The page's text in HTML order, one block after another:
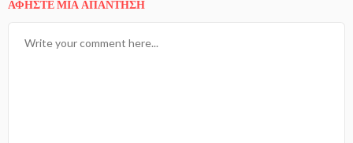
ΑΦΉΣΤΕ ΜΙΑ ΑΠΆΝΤΗΣΗ